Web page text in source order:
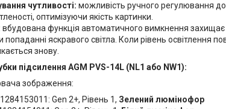
чутливості: можливість ручного регулювання
оптимізуючи якість картинки.
вбудована функція автоматичного вимкнення захищає
яскравого світла. Коли рівень освітлення
знову.
підсилення AGM PVS-14L (NL1 або NW1):
зображення:
Gen 2+, Рівень 1, Зелений люмінофор